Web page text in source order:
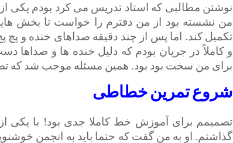
نوشتن مطالبی که استاد تدریس می کرد بودم یکی
من نشسته بود از من دفترم را خواست تا بخش
تکمیل کند. اما پس از چند دقیقه صداهای خنده و
و کاملاً در جریان بودم که دلیل خنده ها و صداها
برای من سخت بود بود. همین مسئله موجب شد که
شروع تمرین خطاطی
تصمیمم برای آموزش خط کاملا جدی بود! با یکی
گذاشتم. او به من گفت که حتما باید به انجمن